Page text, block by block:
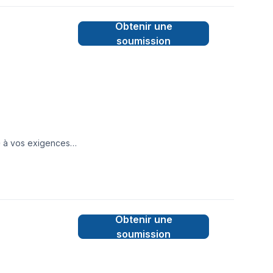
à vos exigences.
fois les heures
Obtenir une
soumission
Obtenir une
soumission